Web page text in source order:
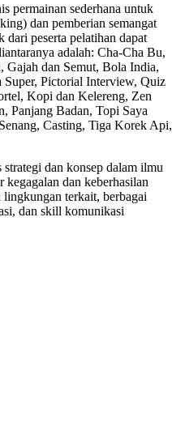
permainan sederhana untuk
dan pemberian semangat
dari peserta pelatihan dapat
adalah: Cha-Cha Bu,
Gajah dan Semut, Bola India,
Pictorial Interview, Quiz
Kopi dan Kelereng, Zen
Panjang Badan, Topi Saya
Casting, Tiga Korek Api,
dan konsep dalam ilmu
dan keberhasilan
terkait, berbagai
dan skill komunikasi